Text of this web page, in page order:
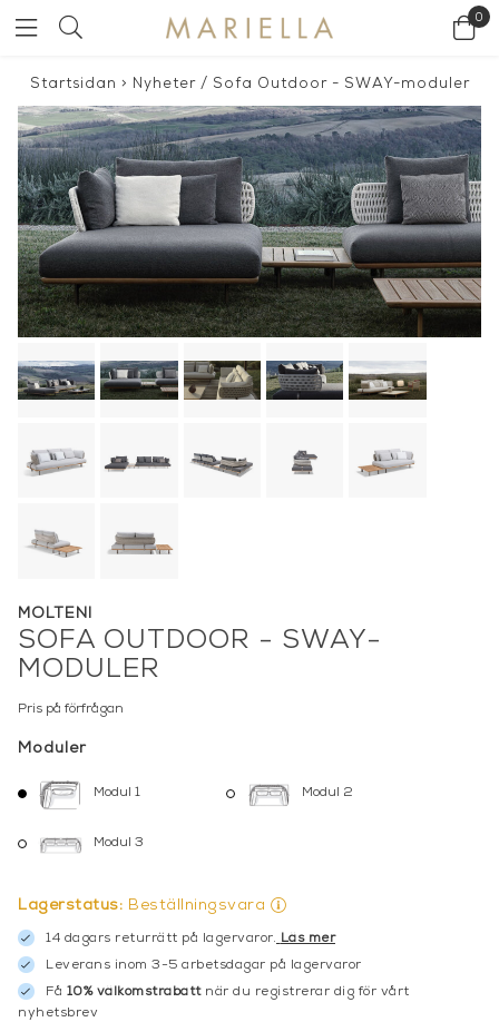
0
Startsidan > Nyheter/ Sofa Outdoor - SWAY-moduler
MOLTENI
SOFA OUTDOOR - SWAY-
MODULER
Pris på förfrågan
Moduler
Modul 1 Modul 2
Modul 3
Lagerstatus: Beställningsvara
14 dagars returrätt på lagervaror. Läs mer
Leverans inom 3-5 arbetsdagar på lagervaror
Få 10% välkomstrabattnär du registrerar dig för vårt
nyhetsbrev